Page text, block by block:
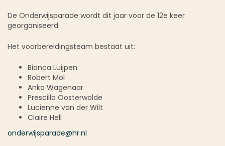
De Onderwijsparade wordt dit jaar voor de 12e keer
georganiseerd.
Het voorbereidingsteam bestaat uit:
Bianca Luijpen
Robert Mol
Anka Wagenaar
Prescilla Oosterwolde
Lucienne van der Wilt
Claire Hell
onderwijsparade@hr.nl